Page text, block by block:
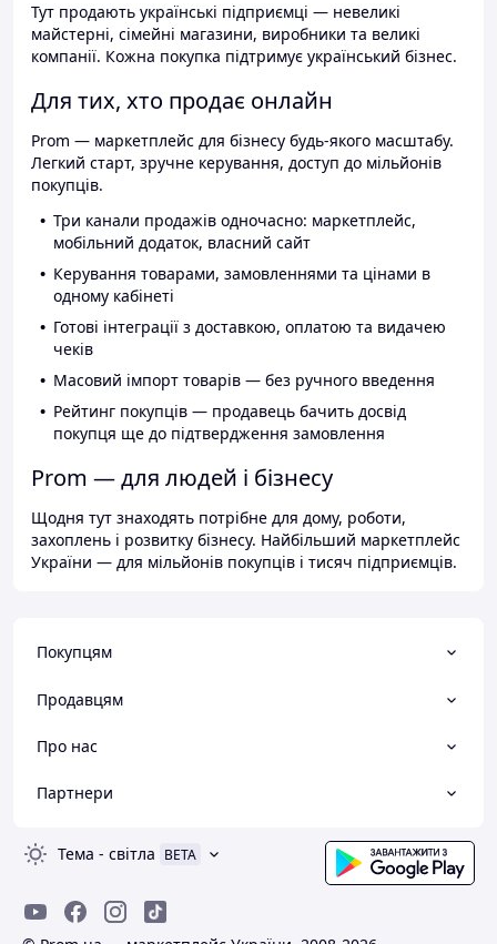
Тут продають українські підприємці — невеликі
майстерні, сімейні магазини, виробники та великі
компанії. Кожна покупка підтримує український бізнес.
Для тих, хто продає онлайн
Prom — маркетплейс для бізнесу будь-якого масштабу.
Легкий старт, зручне керування, доступ до мільйонів
покупців.
Три канали продажів одночасно: маркетплейс,
мобільний додаток, власний сайт
Керування товарами, замовленнями та цінами в
одному кабінеті
Готові інтеграції з доставкою, оплатою та видачею
чеків
Масовий імпорт товарів — без ручного введення
Рейтинг покупців — продавець бачить досвід
покупця ще до підтвердження замовлення
Prom — для людей і бізнесу
Щодня тут знаходять потрібне для дому, роботи,
захоплень і розвитку бізнесу. Найбільший маркетплейс
України — для мільйонів покупців і тисяч підприємців.
Покупцям
Продавцям
Про нас
Партнери
Тема - світла BETA